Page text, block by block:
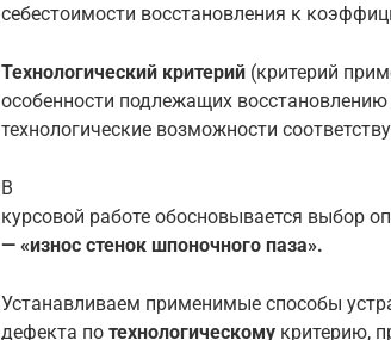
себестоимости восстановления к
Технологический критерий (критерий
особенности подлежащих
технологические возможности
В
курсовой работе обосновывается выбор
— «износ стенок шпоночного паза».
Устанавливаем применимые способы
дефекта по технологическому критерию,